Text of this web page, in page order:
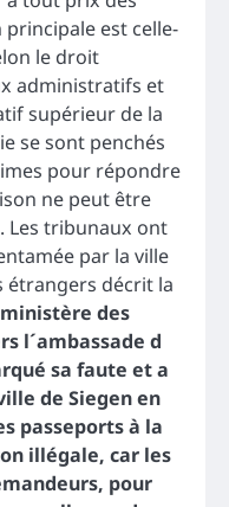
est celle-
le droit
administratifs et
supérieur de la
se sont penchés
pour répondre
ne peut être
Les tribunaux ont
par la ville
étrangers décrit la
des
l´ambassade d
sa faute et a
de Siegen en
passeports à la
illégale, car les
pour